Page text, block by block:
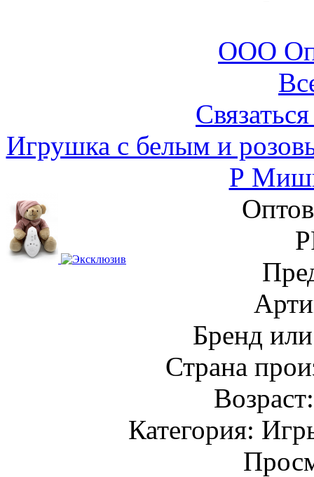
ООО
Игрушка с белым и
Р
Бренд
Страна
Категория: